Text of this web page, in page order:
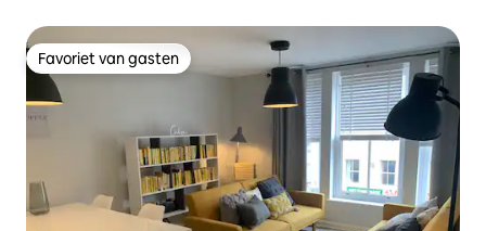
Favoriet van gasten
Favoriet van gasten